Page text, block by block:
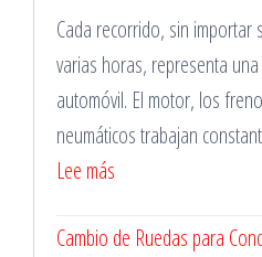
Cada recorrido, sin importar
varias horas, representa
automóvil. El motor, los
neumáticos trabajan
Lee más
para
Cambio de Ruedas para